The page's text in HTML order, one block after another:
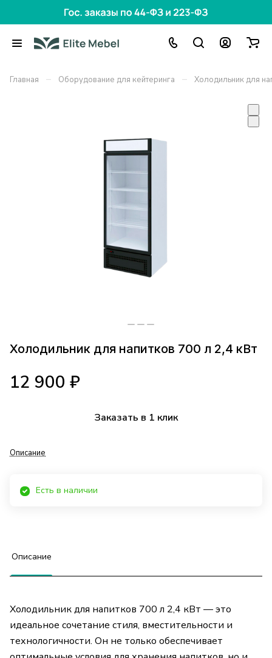
Главная – Оборудование для кейтеринга – Холодильник для
Холодильник для напитков 700 л 2,4 кВт
12 900 ₽
Заказать в 1 клик
Описание
Есть в наличии
Описание
Холодильник для напитков 700 л 2,4 кВт — это
идеальное сочетание стиля, вместительности и
технологичности. Он не только обеспечивает